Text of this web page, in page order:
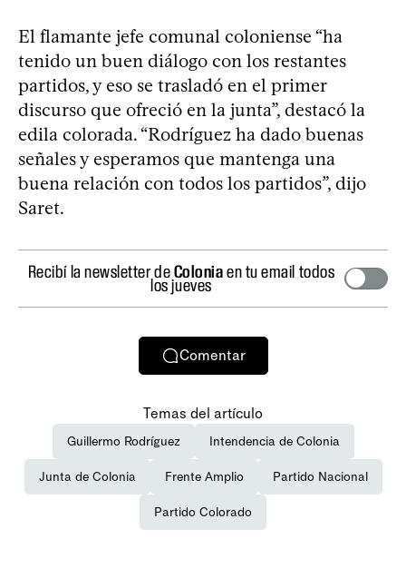
El flamante jefe comunal coloniense “ha
tenido un buen diálogo con los restantes
partidos, y eso se trasladó en el primer
discurso que ofreció en la junta”, destacó la
edila colorada. “Rodríguez ha dado buenas
señales y esperamos que mantenga una
buena relación con todos los partidos”, dijo
Saret.
Recibí la newsletter deColoniaen tu email todos
los jueves
Comentar
Temas del artículo
Guillermo Rodríguez Intendencia de Colonia
Junta de Colonia Frente Amplio Partido Nacional
Partido Colorado